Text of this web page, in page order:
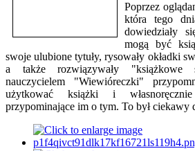
Poprzez
która tego
dowiedziały
mogą być
swoje ulubione tytuły, rysowały okładki
a także rozwiązywały "książkowe
nauczycielem "Wiewióreczki"
użytkować książki i
przypominające im o tym. To był ciekawy